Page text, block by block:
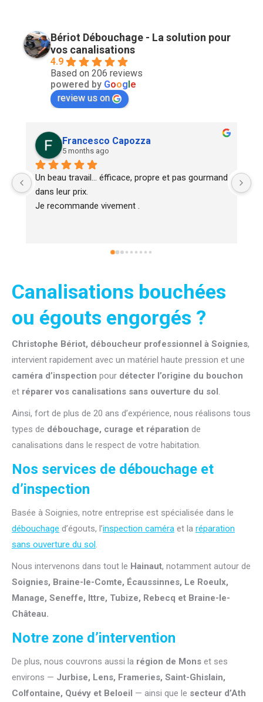
Bériot Débouchage - La solution pour
vos canalisations
4.9
Based on 206 reviews
powered by Google
review us on
Francesco Capozza
5 months ago
Un beau travail... éfficace, propre et pas gourmand
dans leur prix.
Je recommande vivement .
Canalisations bouchées
ou égouts engorgés ?
Christophe Bériot, déboucheur professionnel à Soignies,
intervient rapidement avec un matériel haute pression et une
caméra d’inspection pour détecter l’origine du bouchon
et réparer vos canalisations sans ouverture du sol.
Ainsi, fort de plus de 20 ans d’expérience, nous réalisons tous
types de débouchage, curage et réparation de
canalisations dans le respect de votre habitation.
Nos services de débouchage et
d’inspection
Basée à Soignies, notre entreprise est spécialisée dans le
débouchage d’égouts, l’inspection caméra et la réparation
sans ouverture du sol.
Nous intervenons dans tout le Hainaut, notamment autour de
Soignies, Braine-le-Comte, Écaussinnes, Le Roeulx,
Manage, Seneffe, Ittre, Tubize, Rebecq et Braine-le-
Château.
Notre zone d’intervention
De plus, nous couvrons aussi la région de Mons et ses
environs — Jurbise, Lens, Frameries, Saint-Ghislain,
Colfontaine, Quévy et Beloeil — ainsi que le secteur d’Ath